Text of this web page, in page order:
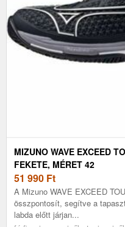
MIZUNO WAVE EXCEED
FEKETE, MÉRET 42
51 990 Ft
A Mizuno WAVE EXCEED
összpontosít, segítve a
labda előtt járjan...